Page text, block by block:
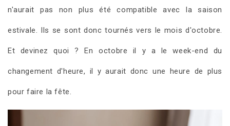
n'aurait pas non plus été compatible avec la saison
estivale. Ils se sont donc tournés vers le mois d'octobre.
Et devinez quoi ? En octobre il y a le week-end du
changement d'heure, il y aurait donc une heure de plus
pour faire la fête.